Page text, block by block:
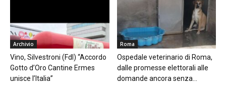
Archivio
Vino, Silvestroni (FdI) “Accordo
Gotto d’Oro Cantine Ermes
unisce l’Italia”
Roma
Ospedale veterinario di Roma,
dalle promesse elettorali alle
domande ancora senza...